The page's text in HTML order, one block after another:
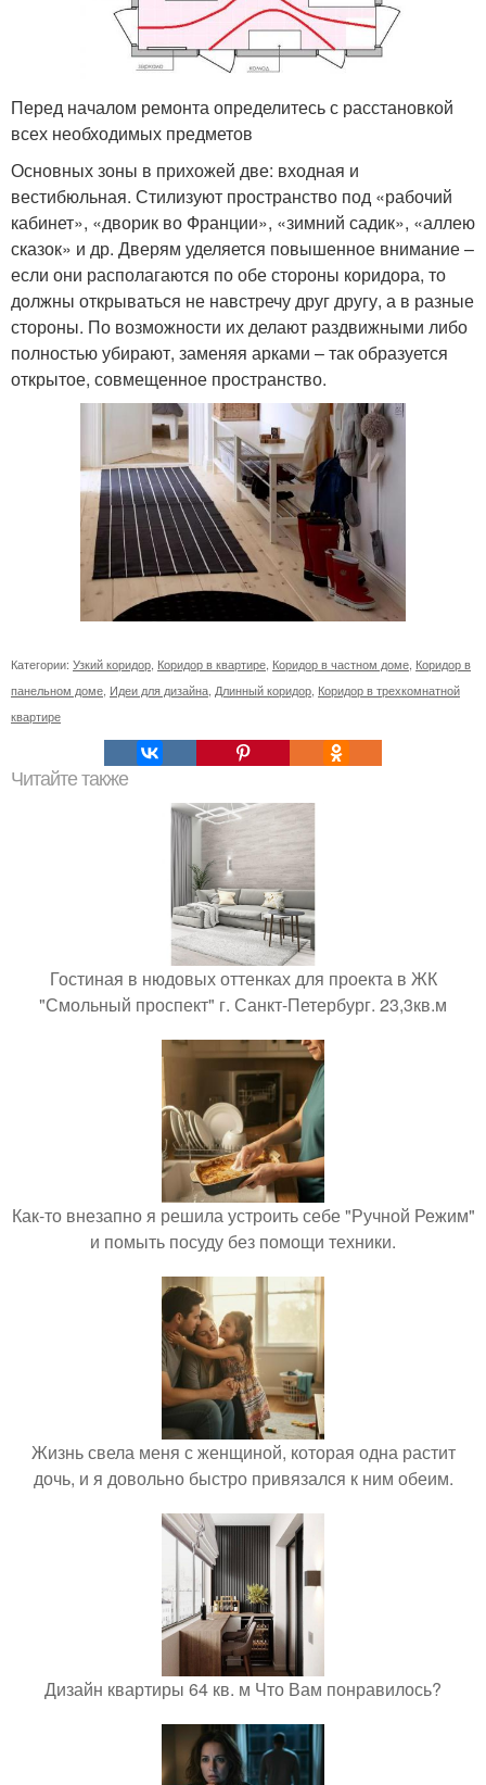
Перед началом ремонта определитесь с расстановкой
всех необходимых предметов
Основных зоны в прихожей две: входная и
вестибюльная. Стилизуют пространство под «рабочий
кабинет», «дворик во Франции», «зимний садик», «аллею
сказок» и др. Дверям уделяется повышенное внимание –
если они располагаются по обе стороны коридора, то
должны открываться не навстречу друг другу, а в разные
стороны. По возможности их делают раздвижными либо
полностью убирают, заменяя арками – так образуется
открытое, совмещенное пространство.
Категории: Узкий коридор Коридор в квартире Коридор в частном доме Коридор в
панельном доме Идеи для дизайна Длинный коридор Коридор в трехкомнатной
квартире
Читайте также
Гостиная в нюдовых оттенках для проекта в ЖК
"Смольный проспект" г. Санкт-Петербург. 23,3кв.м
Как-то внезапно я решила устроить себе "Ручной Режим"
и помыть посуду без помощи техники.
Жизнь свела меня с женщиной, которая одна растит
дочь, и я довольно быстро привязался к ним обеим.
Дизайн квартиры 64 кв. м Что Вам понравилось?